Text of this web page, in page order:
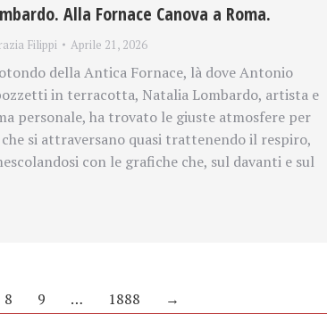
Alla Fornace Canova a Roma.
Filippi Aprile 21, 2026
della Antica Fornace, là dove Antonio
in terracotta, Natalia Lombardo, artista e
personale, ha trovato le giuste atmosfere per
si attraversano quasi trattenendo il respiro,
con le grafiche che, sul davanti e sul
8 9 … 1888 →